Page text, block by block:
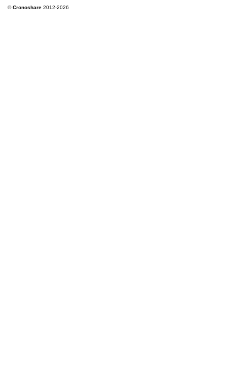
©Cronoshare 2012-2026